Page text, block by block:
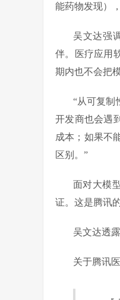
能药物发现）
吴文达强
伴。医疗应用
期内也不会把
“从可复制
开发商也会遇
成本；如果不
区别。”
面对大模
证。这是腾讯
吴文达透
关于腾讯